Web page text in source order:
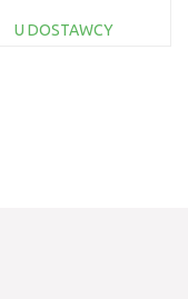
U DOSTAWCY